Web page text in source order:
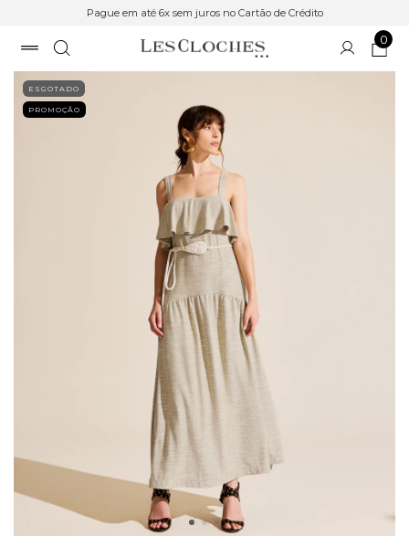
Pague em até 6x sem juros no Cartão de Crédito
0
ESGOTADO
PROMOÇÃO